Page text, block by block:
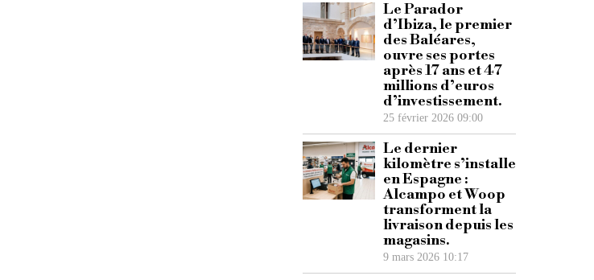
Le Parador
d’Ibiza, le premier
des Baléares,
ouvre ses portes
après 17 ans et 47
millions d’euros
d’investissement.
25 février 2026 09:00
Le dernier
kilomètre s’installe
en Espagne :
Alcampo et Woop
transforment la
livraison depuis les
magasins.
9 mars 2026 10:17